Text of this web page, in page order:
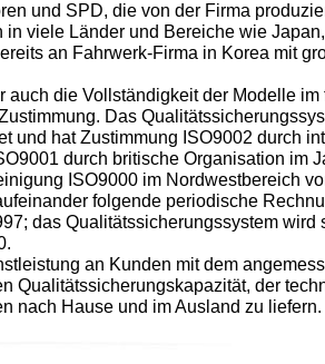
und SPD, die von der Firma
viele Länder und Bereiche wie
an Fahrwerk-Firma in Korea mit
die Vollständigkeit der Modelle im
Das
und hat Zustimmung ISO9002 durch
durch britische Organisation im
ISO9000 im Nordwestbereich
folgende periodische
das Qualitätssicherungssystem wird
an Kunden mit dem
Qualitätssicherungskapazität, der
nach Hause und im Ausland zu liefern.